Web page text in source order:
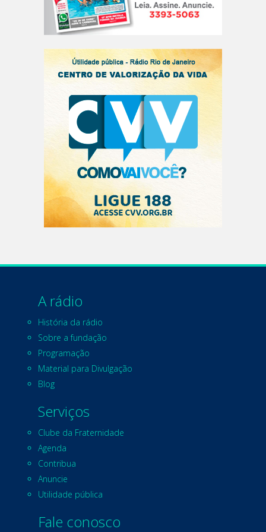
A rádio
História da rádio
Sobre a fundação
Programação
Material para Divulgação
Blog
Serviços
Clube da Fraternidade
Agenda
Contribua
Anuncie
Utilidade pública
Fale conosco